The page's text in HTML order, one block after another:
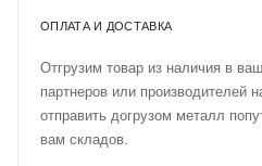
ОПЛАТА И ДОСТАВКА
Отгрузим товар из наличия в
партнеров или производителей
отправить догрузом металл
вам складов.